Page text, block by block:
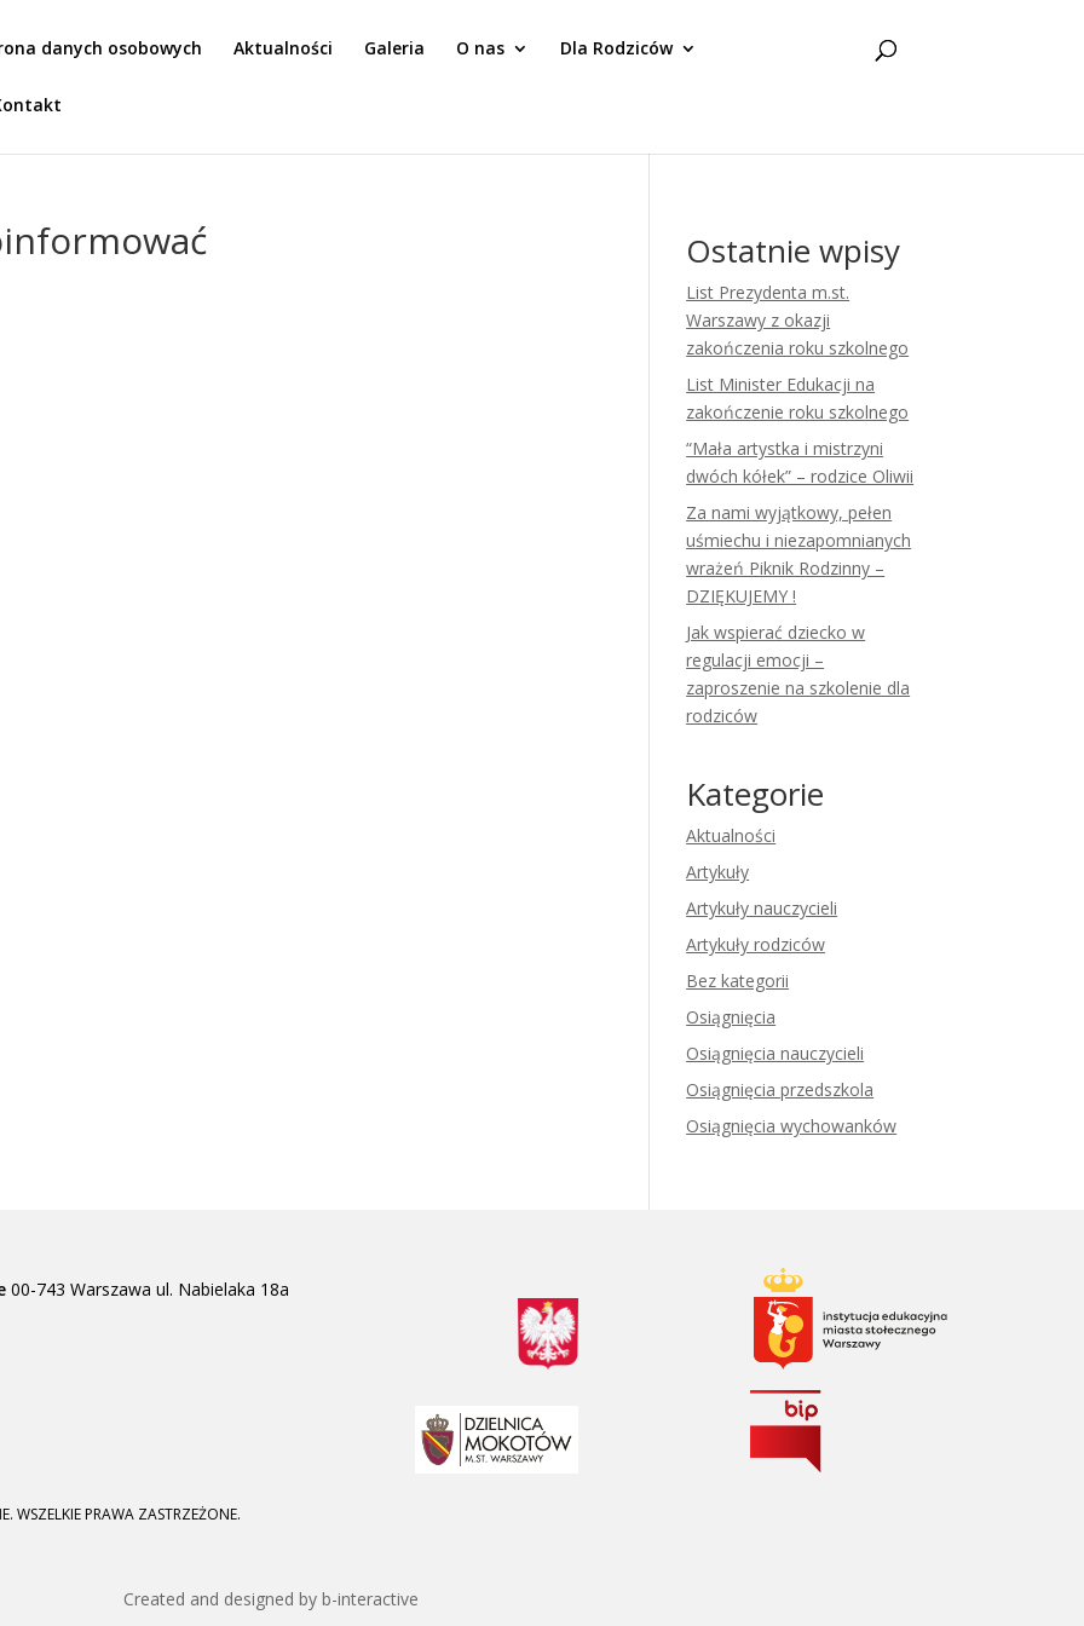
danych osobowych Aktualności Galeria O nas Dla Rodziców
Ostatnie wpisy
List Prezydenta m.st.
Warszawy z okazji
zakończenia roku szkolnego
List Minister Edukacji na
zakończenie roku szkolnego
“Mała artystka i mistrzyni
dwóch kółek” – rodzice Oliwii
Za nami wyjątkowy, pełen
uśmiechu i niezapomnianych
wrażeń Piknik Rodzinny –
DZIĘKUJEMY !
Jak wspierać dziecko w
regulacji emocji –
zaproszenie na szkolenie dla
rodziców
Kategorie
Aktualności
Artykuły
Artykuły nauczycieli
Artykuły rodziców
Bez kategorii
Osiągnięcia
Osiągnięcia nauczycieli
Osiągnięcia przedszkola
Osiągnięcia wychowanków
00-743 Warszawa ul. Nabielaka 18a
WSZELKIE PRAWA ZASTRZEŻONE.
Created and designed by b-interactive